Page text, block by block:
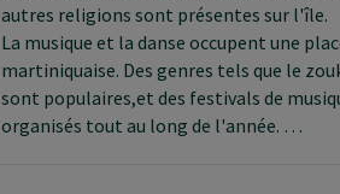
autres religions sont présentes sur l'île.
La musique et la danse occupent une
martiniquaise. Des genres tels que le
sont populaires,et des festivals de
organisés tout au long de l'année.